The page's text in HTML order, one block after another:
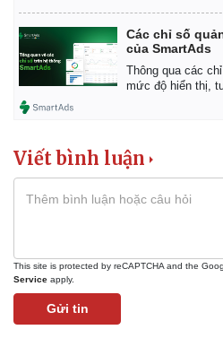
Pháp luật
Vụ án
Các chỉ số
của SmartAds
Thông qua các
mức độ hiển thị,
Viết bình luận
This site is protected by reCAPTCHA and the
Service apply.
Gửi tin